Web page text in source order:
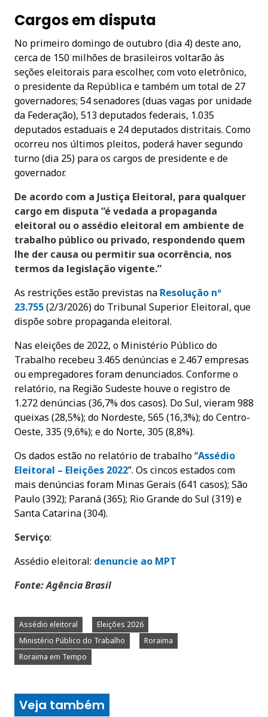
Cargos em disputa
No primeiro domingo de outubro (dia 4) deste ano,
cerca de 150 milhões de brasileiros voltarão às
seções eleitorais para escolher, com voto eletrônico,
o presidente da República e também um total de 27
governadores; 54 senadores (duas vagas por unidade
da Federação), 513 deputados federais, 1.035
deputados estaduais e 24 deputados distritais. Como
ocorreu nos últimos pleitos, poderá haver segundo
turno (dia 25) para os cargos de presidente e de
governador.
De acordo com a Justiça Eleitoral, para qualquer
cargo em disputa “é vedada a propaganda
eleitoral ou o assédio eleitoral em ambiente de
trabalho público ou privado, respondendo quem
lhe der causa ou permitir sua ocorrência, nos
termos da legislação vigente.”
As restrições estão previstas na Resolução nº
23.755(2/3/2026) do Tribunal Superior Eleitoral, que
dispõe sobre propaganda eleitoral.
Nas eleições de 2022, o Ministério Público do
Trabalho recebeu 3.465 denúncias e 2.467 empresas
ou empregadores foram denunciados. Conforme o
relatório, na Região Sudeste houve o registro de
1.272 denúncias (36,7% dos casos). Do Sul, vieram 988
queixas (28,5%); do Nordeste, 565 (16,3%); do Centro-
Oeste, 335 (9,6%); e do Norte, 305 (8,8%).
Os dados estão no relatório de trabalho “Assédio
Eleitoral – Eleições 2022”. Os cincos estados com
mais denúncias foram Minas Gerais (641 casos); São
Paulo (392); Paraná (365); Rio Grande do Sul (319) e
Santa Catarina (304).
Serviço:
Assédio eleitoral: denuncie ao MPT
Fonte: Agência Brasil
Assédio eleitoral
Eleições 2026
Ministério Público do Trabalho
Roraima
Roraima em Tempo
Veja também